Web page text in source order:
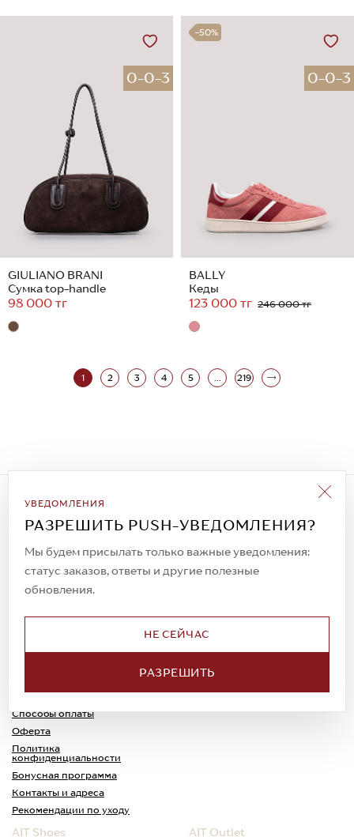
0-0-3
GIULIANO BRANI
Сумка top-handle
98 000 тг
-50%
0-0-3
BALLY
Кеды
123 000 тг 246 000 тг
1 2 3 4 5 ... 219
УВЕДОМЛЕНИЯ
РАЗРЕШИТЬ PUSH-УВЕДОМЛЕНИЯ?
Мы будем присылать только важные уведомления:
статус заказов, ответы и другие полезные
обновления.
НЕ СЕЙЧАС
РАЗРЕШИТЬ
Подписаться на рассылку
Всегда будьте в курсе новых акций и
спецпредложений!
© 2023. AIT Shoes
Все права защищены
Доставка
Способы оплаты
Оферта
Политика
конфиденциальности
Обмен и возврат
Каспи-Ред
Бонусная программа
Контакты и адреса
Рекомендации по уходу
AIT Shoes AIT Outlet